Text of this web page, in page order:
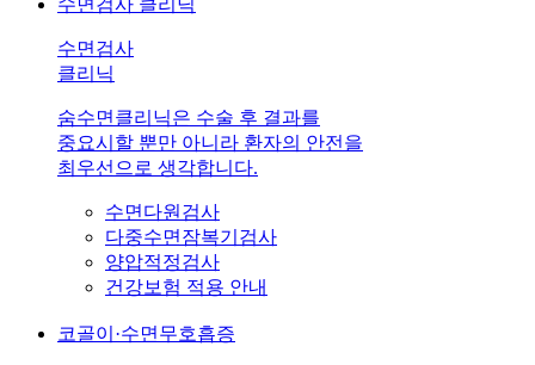
수면검사 클리닉
수면검사
클리닉
숨수면클리닉은 수술 후 결과를
중요시할 뿐만 아니라 환자의 안전을
최우선으로 생각합니다.
수면다원검사
다중수면잠복기검사
양압적정검사
건강보험 적용 안내
코골이·수면무호흡증